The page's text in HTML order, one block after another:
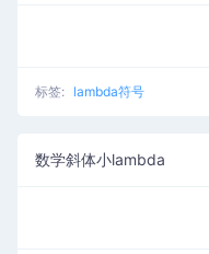
标签: lambda符号
数学斜体小lambda